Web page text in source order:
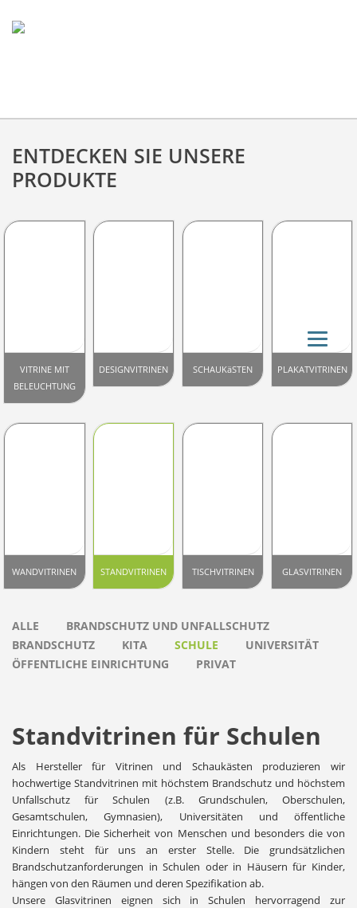
ENTDECKEN SIE UNSERE
PRODUKTE
VITRINE MIT
BELEUCHTUNG
DESIGNVITRINEN SCHAUKäSTEN PLAKATVITRINEN
WANDVITRINEN STANDVITRINEN TISCHVITRINEN GLASVITRINEN
ALLE
BRANDSCHUTZ UND UNFALLSCHUTZ
BRANDSCHUTZ
KITA SCHULE
UNIVERSITÄT
ÖFFENTLICHE EINRICHTUNG
PRIVAT
Standvitrinen für Schulen
Als Hersteller für Vitrinen und Schaukästen produzieren wir
hochwertige Standvitrinen mit höchstem Brandschutz und höchstem
Unfallschutz für Schulen (z.B. Grundschulen, Oberschulen,
Gesamtschulen, Gymnasien), Universitäten und öffentliche
Einrichtungen. Die Sicherheit von Menschen und besonders die von
Kindern steht für uns an erster Stelle. Die grundsätzlichen
Brandschutzanforderungen in Schulen oder in Häusern für Kinder,
hängen von den Räumen und deren Spezifikation ab.
Unsere Glasvitrinen eignen sich in Schulen hervorragend zur